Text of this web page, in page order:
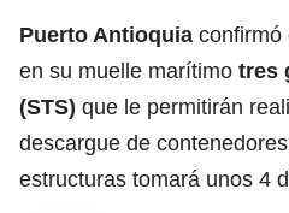
Puerto Antioquia confirmó
en su muelle marítimo tres
(STS) que le permitirán
descargue de
estructuras tomará unos 4